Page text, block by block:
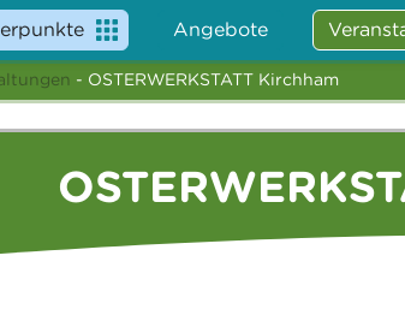
Angebote
- OSTERWERKSTATT Kirchham